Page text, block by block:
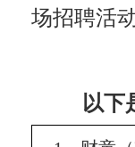
场招聘活
以下